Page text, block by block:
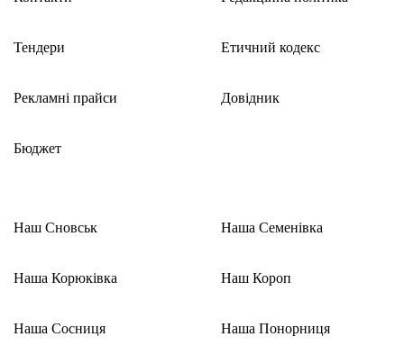
Тендери
Рекламні прайси
Бюджет
Етичний кодекс
Довідник
Наш Сновськ
Наша Корюківка
Наша Сосниця
Наша Семенівка
Наш Короп
Наша Понорниця